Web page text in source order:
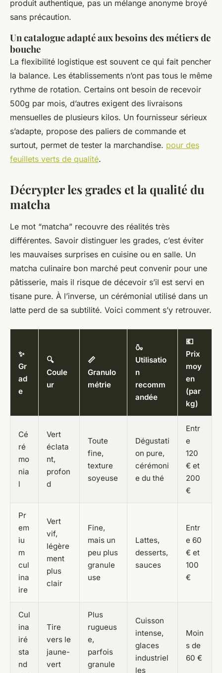
produit authentique, pas un mélange anonyme broyé
sans précaution.
Un catalogue adapté aux besoins des métiers de
bouche
La flexibilité logistique est souvent ce qui fait pencher
la balance. Les établissements n’ont pas tous le même
rythme de rotation. Certains ont besoin de recevoir
500g par mois, d’autres exigent des livraisons
mensuelles de plusieurs kilos. Un fournisseur sérieux
s’adapte, propose des paliers de commande et
surtout, permet de tester la marchandise. pour des
feuillets verts de qualité.
Décrypter les grades et la qualité du
matcha
Le mot “matcha” recouvre des réalités très
différentes. Savoir distinguer les grades, c’est éviter
les mauvaises surprises en cuisine ou en salle. Un
matcha culinaire bon marché peut convenir pour une
pâtisserie, mais il risque de décevoir s’il est servi en
tisane pure. À l’inverse, un cérémonial utilisé dans un
latte perd de sa subtilité. Voici comment s’y retrouver.
✨
Gr
ad
e
🔍
Coule
ur
📏
Granulo
métrie
🍶
Utilisatio
n
recomm
andée
💶
Prix
moy
en
(par
kg)
Cé
ré
mo
nia
l
Vert
éclata
nt,
profon
d
Toute
fine,
texture
soyeuse
Dégustati
on pure,
cérémoni
e du thé
Entr
e
120
€ et
200
€
Pr
em
iu
m
cul
ina
ire
Vert
vif,
légère
ment
plus
clair
Fine,
mais un
peu plus
granule
use
Lattes,
desserts,
sauces
Entr
e 60
€ et
100
€
Cul
ina
iré
sta
nd
Tire
vers le
jaune-
vert
Plus
rugueus
e,
parfois
granule
Cuisson
intense,
glaces
industriel
les
Moin
s de
60 €